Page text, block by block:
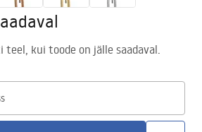
teel, kui toode on jälle saadaval.